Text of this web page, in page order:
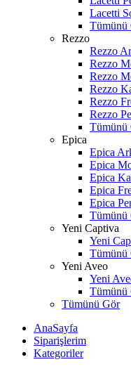
Lacetti
Tümünü
Rezzo
Rezzo
Rezzo
Rezzo
Rezzo
Rezzo
Rezzo
Tümünü
Epica
Epica
Epica
Epica
Epica
Epica
Tümünü
Yeni Captiva
Yeni
Tümünü
Yeni Aveo
Yeni
Tümünü
Tümünü Gör
AnaSayfa
Siparişlerim
Kategoriler